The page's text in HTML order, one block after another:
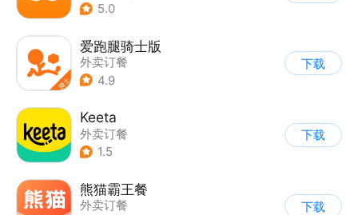
5.0
爱跑腿骑士版
外卖订餐
4.9
下载
Keeta
外卖订餐
1.5
下载
熊猫霸王餐
外卖订餐
下载